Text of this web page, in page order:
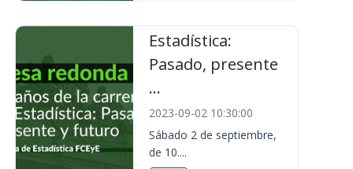
Estadística:
Pasado, presente
...
2023-09-02 10:30:00
Sábado 2 de septiembre,
de 10....